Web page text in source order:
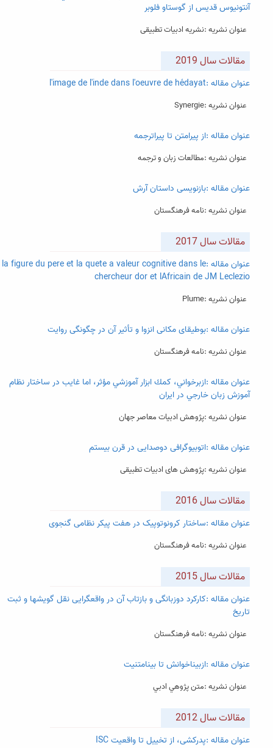
آنتونیوس قديس از گوستاو فلوبر
عنوان نشریه :نشریه ادبیات تطبیقی
مقالات سال 2019
عنوان مقاله :l'image de l'inde dans l'oeuvre de hédayat
عنوان نشریه :Synergie
عنوان مقاله :از پیرامتن تا پیراترجمه
عنوان نشریه :مطالعات زبان و ترجمه
عنوان مقاله :بازنویسی داستان آرش
عنوان نشریه :نامه فرهنگستان
مقالات سال 2017
عنوان مقاله :la figure du pere et la quete a valeur cognitive dans le
chercheur dor et lAfricain de JM Leclezio
عنوان نشریه :Plume
عنوان مقاله :بوطیقای مکانی انزوا و تأثیر آن در چگونگی روایت
عنوان نشریه :نامه فرهنگستان
عنوان مقاله :ازبرخواني، كمك ابزار آموزشي مؤثر، اما غايب در ساختار نظام
آموزش زبان خارجي در ايران
عنوان نشریه :پژوهش ادبیات معاصر جهان
عنوان مقاله :اتوبیوگرافی دوصدایی در قرن بیستم
عنوان نشریه :پژوهش های ادبیات تطبیقی
مقالات سال 2016
عنوان مقاله :ساختار کرونوتوپیک در هفت پیکر نظامی گنجوی
عنوان نشریه :نامه فرهنگستان
مقالات سال 2015
عنوان مقاله :کارکرد دوزبانگی و بازتاب آن در واقعگرایی نقل گویشها و ثبت
تاریخ
عنوان نشریه :نامه فرهنگستان
عنوان مقاله :ازبیناخوانش تا بینامتنیت
عنوان نشریه :متن پژوهي ادبي
مقالات سال 2012
عنوان مقاله :پدرکشی، از تخییل تا واقعیت ISC